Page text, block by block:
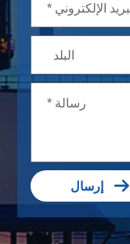
إرسال 